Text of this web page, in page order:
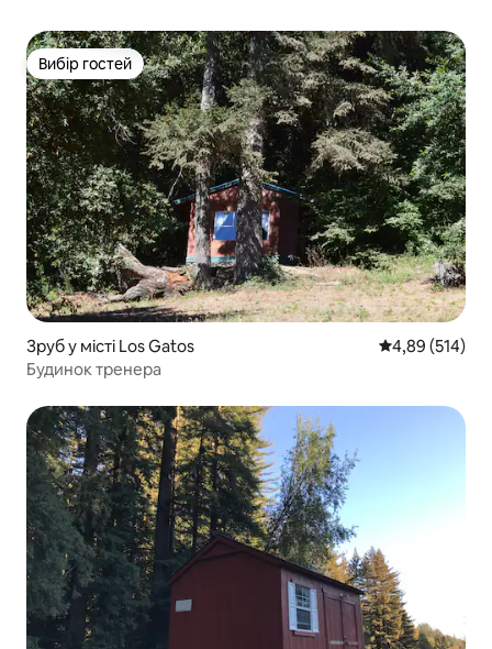
Вибір гостей
Вибір гостей
Зруб у місті Los Gatos Середня
4,89 (514)
Будинок тренера